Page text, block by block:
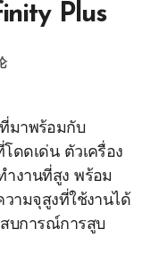
Plus
มาพร้อมกับ
ดดเด่น ตัวเครื่อง
ำงานที่สูง พร้อม
ามจุสูงที่ใช้งานได้
บการณ์การสูบ